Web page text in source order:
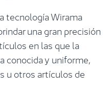
tecnología Wirama
una gran precisión
en las que la
conocida y uniforme,
u otros artículos de